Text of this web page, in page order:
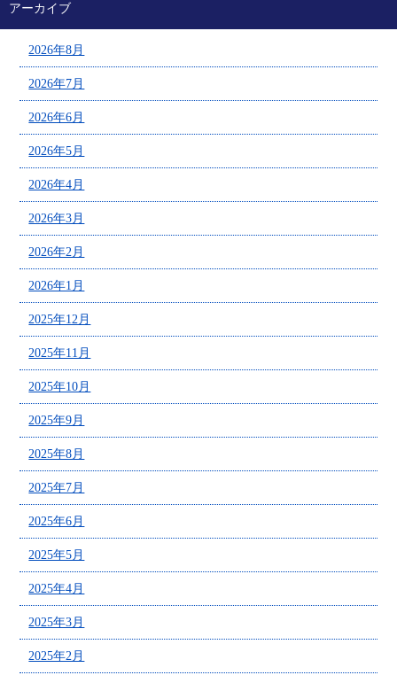
アーカイブ
2026年8月
2026年7月
2026年6月
2026年5月
2026年4月
2026年3月
2026年2月
2026年1月
2025年12月
2025年11月
2025年10月
2025年9月
2025年8月
2025年7月
2025年6月
2025年5月
2025年4月
2025年3月
2025年2月